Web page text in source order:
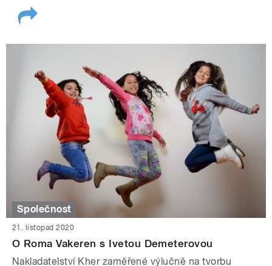
Společnost
21. listopad 2020
O Roma Vakeren s Ivetou Demeterovou
Nakladatelství Kher zaměřené výlučně na tvorbu